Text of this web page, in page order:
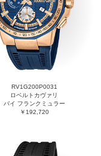
RV1G200P0031
ロベルトカヴァリ
バイ フランクミュラー
￥192,720